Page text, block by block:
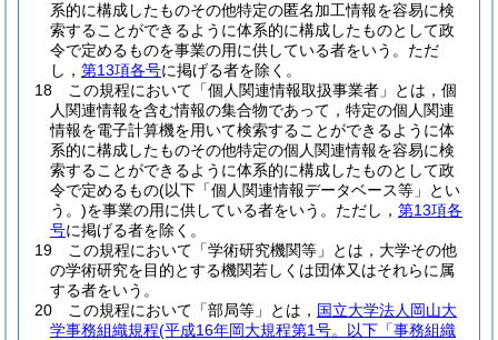
系的に構成したものその他特定の匿名加工情報を容易に検
索することができるように体系的に構成したものとして政
令で定めるものを事業の用に供している者をいう。 ただ
し， 第13項各号に掲げる者を除く。
18
この規程において「個人関連情報取扱事業者」とは，個
人関連情報を含む情報の集合物であって，特定の個人関連
情報を電子計算機を用いて検索することができるように体
系的に構成したものその他特定の個人関連情報を容易に検
索することができるように体系的に構成したものとして政
令で定めるもの(以下「個人関連情報データベース等」とい
う。)を事業の用に供している者をいう。 ただし， 第13項各
号に掲げる者を除く。
19
この規程において「学術研究機関等」とは，大学その他
の学術研究を目的とする機関若しくは団体又はそれらに属
する者をいう。
20
この規程において「部局等」とは， 国立大学法人岡山大
学事務組織規程(平成16年岡大規程第1号。以下「事務組織